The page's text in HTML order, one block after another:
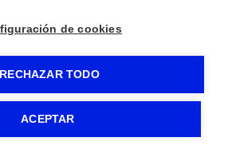
de cookies
RECHAZAR TODO
ACEPTAR
de interés